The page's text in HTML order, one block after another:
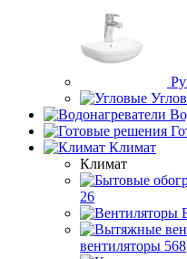
Климат
Климат
26
вентиляторы 568